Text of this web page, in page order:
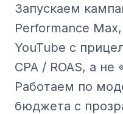
Запускаем
Performance
YouTube с
CPA / ROAS, а
Работаем по
бюджета с